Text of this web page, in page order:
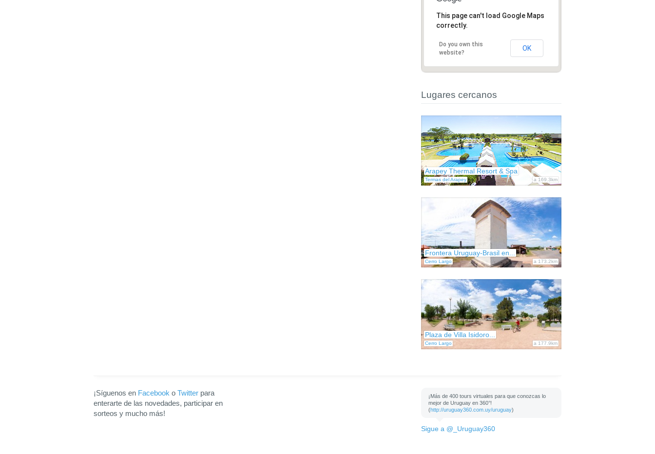
This page can't load Google Maps
correctly.
Do you own this
website?
OK
Lugares cercanos
Termas del Arapey
Arapey Thermal Resort & Spa
a 169.3km
Cerro Largo
Frontera Uruguay-Brasil en...
a 173.2km
Cerro Largo
Plaza de Villa Isidoro...
a 177.9km
¡Síguenos en Facebook o Twitter para
enterarte de las novedades, participar en
sorteos y mucho más!
¡Más de 400 tours virtuales para que conozcas lo
mejor de Uruguay en 360°!
(http://uruguay360.com.uy/uruguay)
Sigue a @_Uruguay360